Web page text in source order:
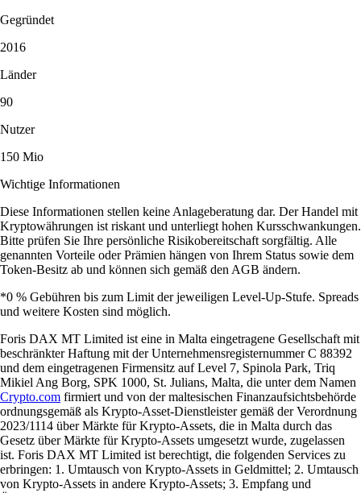
Gegründet
2016
Länder
90
Nutzer
150 Mio
Wichtige Informationen
Diese Informationen stellen keine Anlageberatung dar. Der Handel mit
Kryptowährungen ist riskant und unterliegt hohen Kursschwankungen.
Bitte prüfen Sie Ihre persönliche Risikobereitschaft sorgfältig. Alle
genannten Vorteile oder Prämien hängen von Ihrem Status sowie dem
Token-Besitz ab und können sich gemäß den AGB ändern.
*0 % Gebühren bis zum Limit der jeweiligen Level-Up-Stufe. Spreads
und weitere Kosten sind möglich.
Foris DAX MT Limited ist eine in Malta eingetragene Gesellschaft mit
beschränkter Haftung mit der Unternehmensregisternummer C 88392
und dem eingetragenen Firmensitz auf Level 7, Spinola Park, Triq
Mikiel Ang Borg, SPK 1000, St. Julians, Malta, die unter dem Namen
Crypto.com firmiert und von der maltesischen Finanzaufsichtsbehörde
ordnungsgemäß als Krypto-Asset-Dienstleister gemäß der Verordnung
2023/1114 über Märkte für Krypto-Assets, die in Malta durch das
Gesetz über Märkte für Krypto-Assets umgesetzt wurde, zugelassen
ist. Foris DAX MT Limited ist berechtigt, die folgenden Services zu
erbringen: 1. Umtausch von Krypto-Assets in Geldmittel; 2. Umtausch
von Krypto-Assets in andere Krypto-Assets; 3. Empfang und